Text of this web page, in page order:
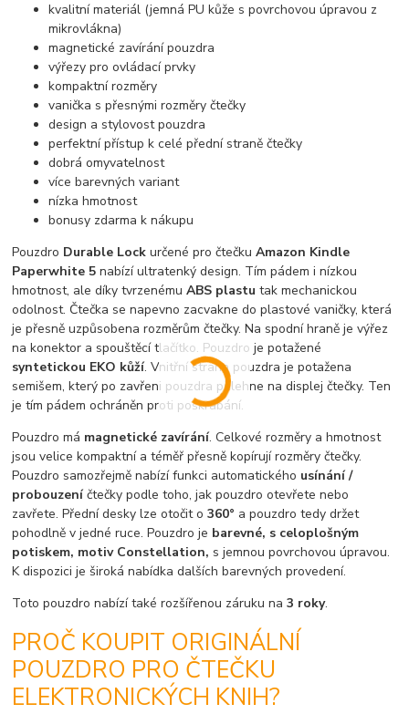
kvalitní materiál (jemná PU kůže s povrchovou úpravou z
mikrovlákna)
magnetické zavírání pouzdra
výřezy pro ovládací prvky
kompaktní rozměry
vanička s přesnými rozměry čtečky
design a stylovost pouzdra
perfektní přístup k celé přední straně čtečky
dobrá omyvatelnost
více barevných variant
nízka hmotnost
bonusy zdarma k nákupu
Pouzdro Durable Lock určené pro čtečkuAmazon Kindle
Paperwhite 5 nabízí ultratenký design. Tím pádem i nízkou
hmotnost, ale díky tvrzenémuABS plastu tak mechanickou
odolnost. Čtečka se napevno zacvakne do plastové vaničky, která
je přesně uzpůsobena rozměrům čtečky. Na spodní hraně je výřez
na konektor a spouštěcí tlačítko. Pouzdro je potažené
syntetickou EKO kůží. Vnitřní strana pouzdra je potažena
semišem, který po zavřeni pouzdra přilehne na displej čtečky. Ten
je tím pádem ochráněn proti poškrábání.
Pouzdro má magnetické zavírání. Celkové rozměry a hmotnost
jsou velice kompaktní a téměř přesně kopírují rozměry čtečky.
Pouzdro samozřejmě nabízí funkci automatického usínání /
probouzeníčtečky podle toho, jak pouzdro otevřete nebo
zavřete. Přední desky lze otočit o360° a pouzdro tedy držet
pohodlně v jedné ruce. Pouzdro je barevné, s celoplošným
potiskem, motiv Constellation, s jemnou povrchovou úpravou.
K dispozici je široká nabídka dalších barevných provedení.
Toto pouzdro nabízí také rozšířenou záruku na3 roky.
PROČ KOUPIT ORIGINÁLNÍ
POUZDRO PRO ČTEČKU
ELEKTRONICKÝCH KNIH?